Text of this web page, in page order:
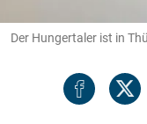
Der Hungertaler ist in